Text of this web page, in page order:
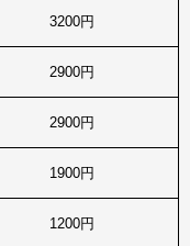
3200円
2900円
2900円
1900円
1200円